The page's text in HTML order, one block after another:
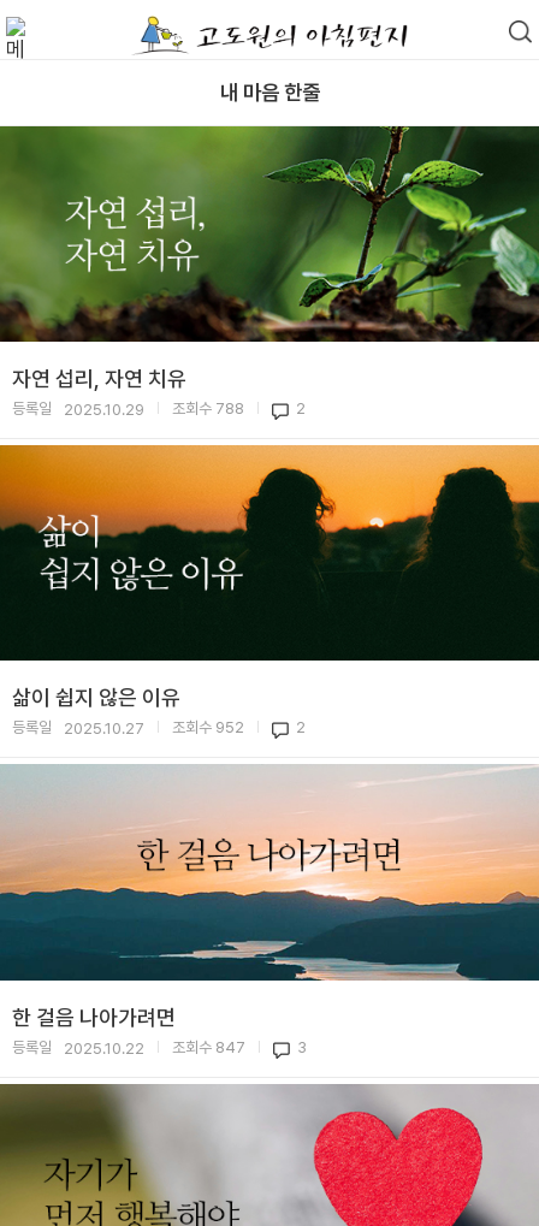
내 마음 한줄
자연 섭리, 자연 치유
등록일 2025.10.29 조회수 788 2
삶이 쉽지 않은 이유
등록일 2025.10.27 조회수 952 2
한 걸음 나아가려면
등록일 2025.10.22 조회수 847 3